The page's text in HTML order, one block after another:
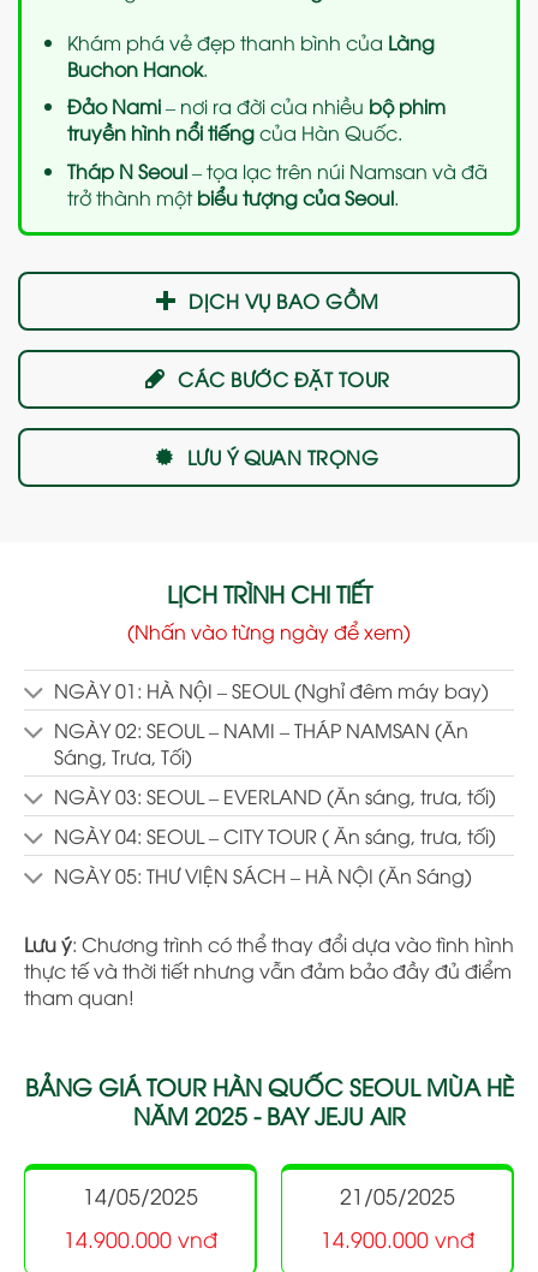
Khám phá vẻ đẹp thanh bình của Làng
Buchon Hanok.
Đảo Nami– nơi ra đời của nhiều bộ phim
truyền hình nổi tiếngcủa Hàn Quốc.
Tháp N Seoul– tọa lạc trên núi Namsan và đã
trở thành mộtbiểu tượng của Seoul.
LỊCH TRÌNH CHI TIẾT
(Nhấn vào từng ngày để xem)
NGÀY 01: HÀ NỘI – SEOUL (Nghỉ đêm máy bay)
NGÀY 02: SEOUL – NAMI – THÁP NAMSAN (Ăn
Sáng, Trưa, Tối)
NGÀY 03: SEOUL – EVERLAND (Ăn sáng, trưa, tối)
NGÀY 04: SEOUL – CITY TOUR ( Ăn sáng, trưa, tối)
NGÀY 05: THƯ VIỆN SÁCH – HÀ NỘI (Ăn Sáng)
Lưu ý: Chương trình có thể thay đổi dựa vào tình hình
thực tế và thời tiết nhưng vẫn đảm bảo đầy đủ điểm
tham quan!
BẢNG GIÁ TOUR HÀN QUỐC SEOUL MÙA HÈ
NĂM 2025 - BAY JEJU AIR
14/05/2025
14.900.000 vnđ
21/05/2025
14.900.000 vnđ
DỊCH VỤ BAO GỒM
CÁC BƯỚC ĐẶT TOUR
LƯU Ý QUAN TRỌNG